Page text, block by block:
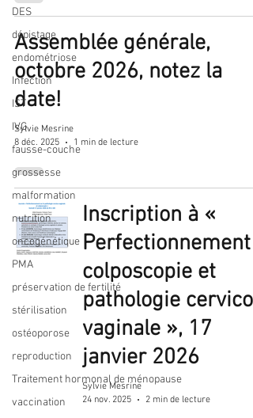
DES
dépistage
endométriose
Infection
IST
IVG
fausse-couche
grossesse
malformation
nutrition
oncogénétique
PMA
préservation de fertilité
stérilisation
ostéoporose
reproduction
Traitement hormonal de ménopause
vaccination
Assemblée générale,
octobre 2026, notez la
date!
Sylvie Mesrine
8 déc. 2025
1 min de lecture
Inscription à «
Perfectionnement
colposcopie et
pathologie cervico-
vaginale », 17
janvier 2026
Sylvie Mesrine
24 nov. 2025
2 min de lecture